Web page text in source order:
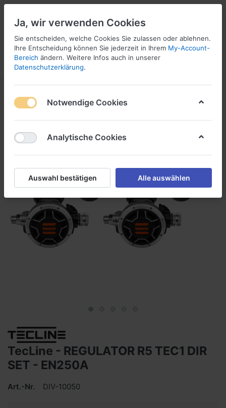
Menü Anmelden
16
TecLine - REGULATOR R5 TEC1 DIR
SET - EN250A
Art.-Nr. DIV-10050
Ja, wir verwenden Cookies
Sie entscheiden, welche Cookies Sie zulassen oder ablehnen.
Ihre Entscheidung können Sie jederzeit in Ihrem My-Account-
Bereich ändern. Weitere Infos auch in unserer
Datenschutzerklärung.
Notwendige Cookies
Analytische Cookies
Auswahl bestätigen Alle auswählen